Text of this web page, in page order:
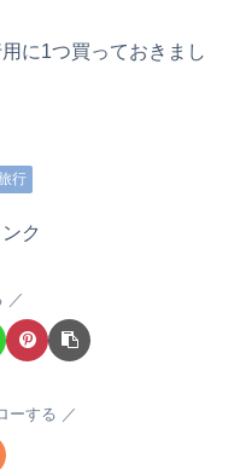
に1つ買っておきまし
行
ク
ーする